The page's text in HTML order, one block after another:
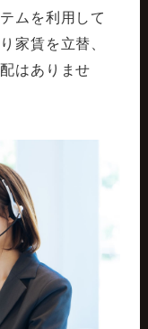
ムを利用して
家賃を立替、
はありませ